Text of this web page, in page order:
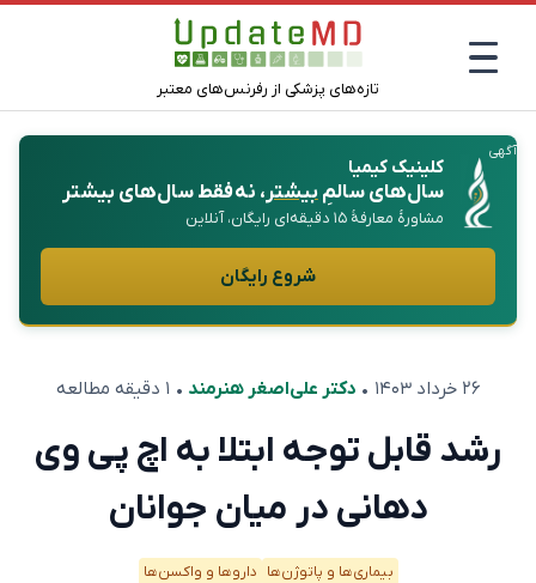
تازه‌های پزشکی از رفرنس‌های معتبر
آگهی
کلینیک کیمیا
سال‌های سالمِبیشتر، نه فقط سال‌های بیشتر
مشاورهٔ معارفهٔ ۱۵ دقیقه‌ای رایگان، آنلاین
شروع رایگان
۲۶ خرداد ۱۴۰۳ •دکتر علی‌اصغر هنرمند • ۱ دقیقه مطالعه
رشد قابل توجه ابتلا به اچ پی وی
دهانی در میان جوانان
بیماری‌ها و پاتوژن‌ها دارو‌ها و واکسن‌ها